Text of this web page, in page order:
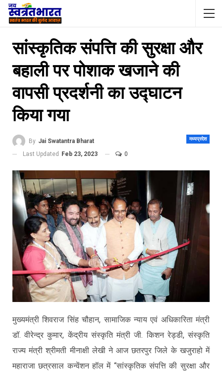
सांस्कृतिक संपत्ति की सुरक्षा और
बहाली पर पोशाक खजाने की
वापसी प्रदर्शनी का उद्घाटन
किया गया
मध्यप्रदेश
By Jai Swatantra Bharat
Last Updated Feb 23, 2023 0
मुख्यमंत्री शिवराज सिंह चौहान, सामाजिक न्याय एवं अधिकारिता मंत्री
डॉ. वीरेन्द्र कुमार, केंद्रीय संस्कृति मंत्री जी. किशन रेड्डी, संस्कृति
राज्य मंत्री श्रीमती मीनाक्षी लेखी ने आज छतरपुर जिले के खजुराहो में
महाराजा छत्रसाल कन्वेंशन हॉल में “सांस्कृतिक संपत्ति की सुरक्षा और